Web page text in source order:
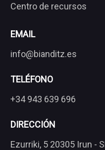
Centro de recursos
EMAIL
info@bianditz.es
TELÉFONO
+34 943 639 696
DIRECCIÓN
Ezurriki, 5 20305 Irun -